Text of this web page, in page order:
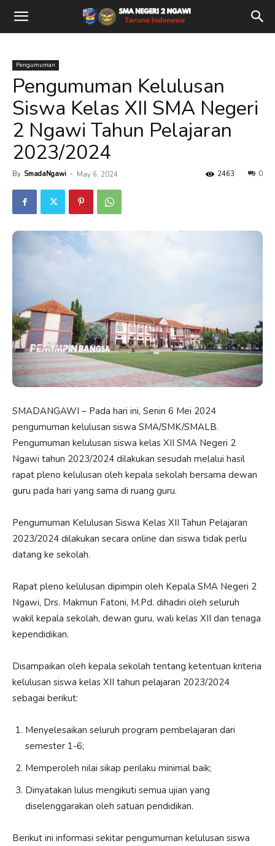
Pengumuman
Pengumuman Kelulusan
Siswa Kelas XII SMA Negeri
2 Ngawi Tahun Pelajaran
2023/2024
By SmadaNgawi - May 6, 2024 0
2463
SMADANGAWI – Pada hari ini, Senin 6 Mei 2024
pengumuman kelulusan siswa SMA/SMK/SMALB.
Pengumuman kelulusan siswa kelas XII SMA Negeri 2
Ngawi tahun 2023/2024 dilakukan sesudah melalui hasil
rapat pleno kelulusan oleh kepala sekolah bersama dewan
guru pada hari yang sama di ruang guru.
Pengumuman Kelulusan Siswa Kelas XII Tahun Pelajaran
2023/2024 dilakukan secara online dan siswa tidak perlu
datang ke sekolah.
Rapat pleno kelulusan dipimpin oleh Kepala SMA Negeri 2
Ngawi, Drs. Makmun Fatoni, M.Pd. dihadiri oleh seluruh
wakil kepala sekolah, dewan guru, wali kelas XII dan tenaga
kependidikan.
Disampaikan oleh kepala sekolah tentang ketentuan kriteria
kelulusan siswa kelas XII tahun pelajaran 2023/2024
sebagai berikut:
⁠Menyelesaikan seluruh program pembelajaran dari
semester 1-6;
⁠Memperoleh nilai sikap perilaku minimal baik;
⁠Dinyatakan lulus mengikuti semua ujian yang
diselenggarakan oleh satuan pendidikan.
Berikut ini informasi sekitar pengumuman kelulusan siswa